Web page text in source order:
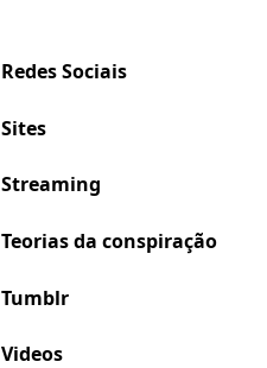
Redes Sociais
Sites
Streaming
Teorias da conspiração
Tumblr
Videos